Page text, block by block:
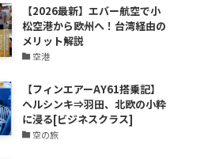
【2026最新】エバー航空で小
松空港から欧州へ！台湾経由の
メリット解説
空港
【フィンエアーAY61搭乗記】
ヘルシンキ⇒羽田、北欧の小粋
に浸る[ビジネスクラス]
空の旅